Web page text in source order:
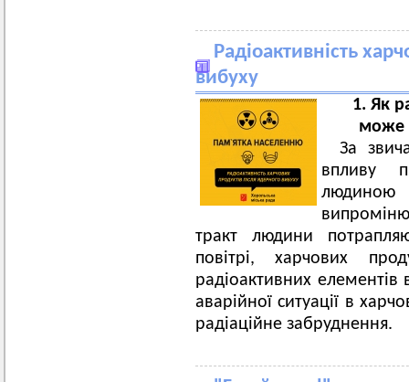
Радіоактивність
вибуху
1. Як
може
За
впливу
тракт людини
повітрі, харчових
радіоактивних елементів
аварійної ситуації в
радіаційне забруднення.